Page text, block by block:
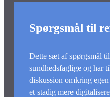
Spørgsmål til
Dette sæt af spørgsmål
sundhedsfaglige og har
diskussion omkring
et stadig mere